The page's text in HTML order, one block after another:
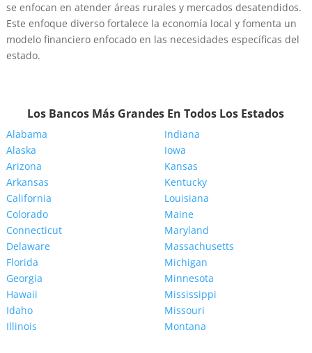
se enfocan en atender áreas rurales y mercados desatendidos.
Este enfoque diverso fortalece la economía local y fomenta un
modelo financiero enfocado en las necesidades específicas del
estado.
Los Bancos Más Grandes En Todos Los Estados
Alabama
Alaska
Arizona
Arkansas
California
Colorado
Connecticut
Delaware
Florida
Georgia
Hawaii
Idaho
Illinois
Indiana
Iowa
Kansas
Kentucky
Louisiana
Maine
Maryland
Massachusetts
Michigan
Minnesota
Mississippi
Missouri
Montana